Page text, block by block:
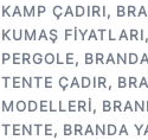
KAMP ÇADIRI,
KUMAŞ FIYATLARI,
PERGOLE,
TENTE ÇADIR,
MODELLERI,
TENTE, BRANDA